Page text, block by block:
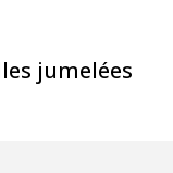
jumelées